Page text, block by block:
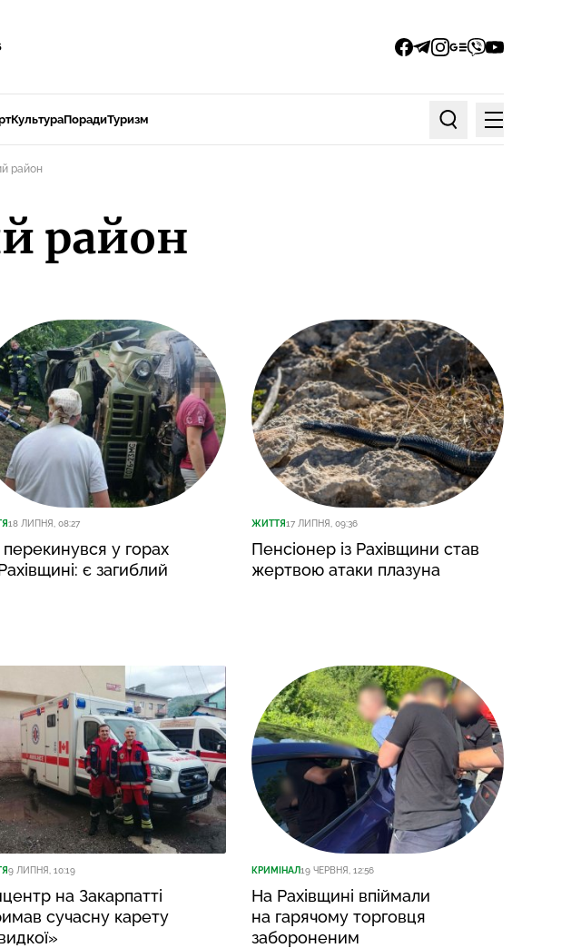
facebook
telegram
instagram
google_news
viberyoutube
КультураПорадиТуризм
Пошук по статтях
Меню
район
район
18 ЛИПНЯ, 08:27
перекинувся у горах
є загиблий
ЖИТТЯ17 ЛИПНЯ, 09:36
Пенсіонер із Рахівщини став
жертвою атаки плазуна
9 ЛИПНЯ, 10:19
на Закарпатті
сучасну карету
КРИМІНАЛ19 ЧЕРВНЯ, 12:56
На Рахівщині впіймали
на гарячому торговця
забороненим